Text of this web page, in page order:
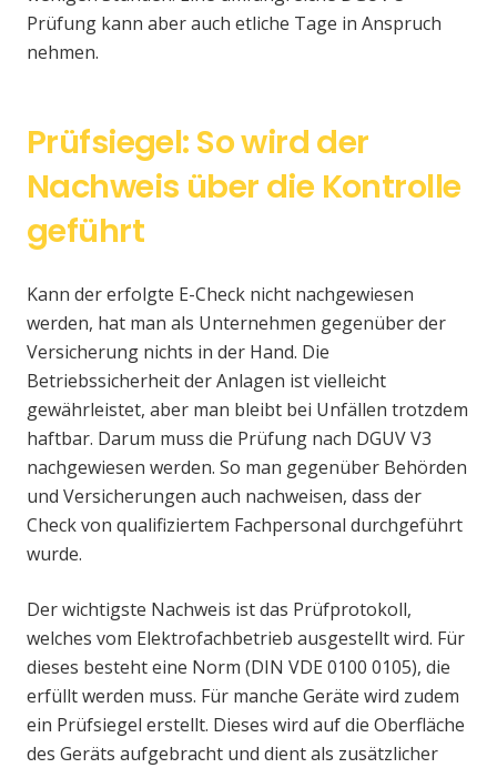
Prüfung kann aber auch etliche Tage in Anspruch
nehmen.
Prüfsiegel: So wird der
Nachweis über die Kontrolle
geführt
Kann der erfolgte E-Check nicht nachgewiesen
werden, hat man als Unternehmen gegenüber der
Versicherung nichts in der Hand. Die
Betriebssicherheit der Anlagen ist vielleicht
gewährleistet, aber man bleibt bei Unfällen trotzdem
haftbar. Darum muss die Prüfung nach DGUV V3
nachgewiesen werden. So man gegenüber Behörden
und Versicherungen auch nachweisen, dass der
Check von qualifiziertem Fachpersonal durchgeführt
wurde.
Der wichtigste Nachweis ist das Prüfprotokoll,
welches vom Elektrofachbetrieb ausgestellt wird. Für
dieses besteht eine Norm (DIN VDE 0100 0105), die
erfüllt werden muss. Für manche Geräte wird zudem
ein Prüfsiegel erstellt. Dieses wird auf die Oberfläche
des Geräts aufgebracht und dient als zusätzlicher